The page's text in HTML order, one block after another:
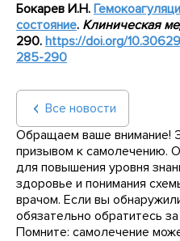
Бокарев И.Н.
состояние. Клиническая
290. https://doi.org/
285-290
Все новости
Обращаем ваше внимание!
призывом к самолечению.
для повышения уровня
здоровье и понимания
врачом. Если вы
обязательно обратитесь
Помните: самолечение